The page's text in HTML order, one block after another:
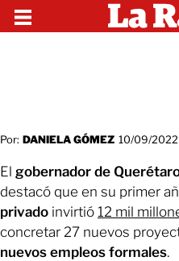
Por: DANIELA GÓMEZ 10/09/2022
El gobernador de
destacó que en su primer
privado invirtió 12 mil
concretar 27 nuevos
nuevos empleos formales.